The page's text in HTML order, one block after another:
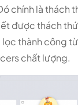
chính là thách
được thách
lọc thành công
chất lượng.